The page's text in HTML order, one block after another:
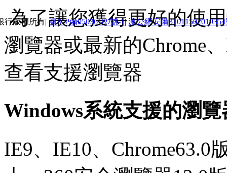
為了讓您獲得更好的使
瀏覽器或最新的Chrome
查看支援瀏覽器
Windows系統支援的瀏覽
IE9、IE10、Chrome63.0
行版權所有| 滬ICP備05036189號-1|滬公網安備